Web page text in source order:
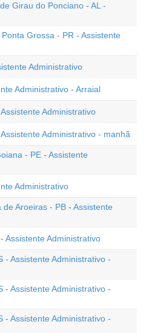
Girau do Ponciano - AL -
Grossa - PR - Assistente
Administrativo
Administrativo - Arraial
Administrativo
Administrativo - manhã
- PE - Assistente
Administrativo
Aroeiras - PB - Assistente
Assistente Administrativo
- Assistente Administrativo -
- Assistente Administrativo -
- Assistente Administrativo -